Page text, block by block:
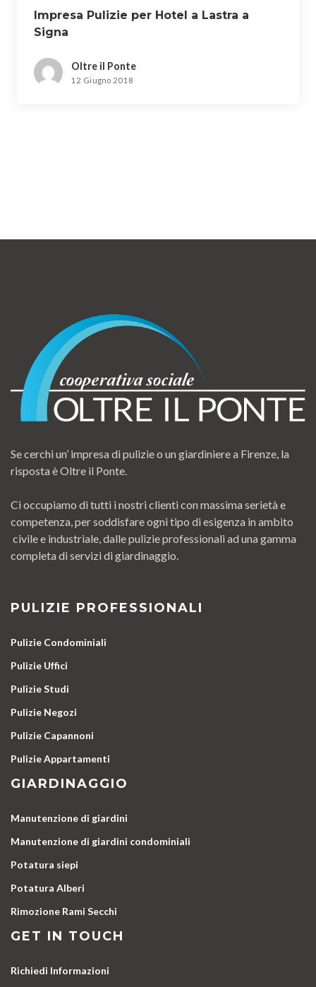
Impresa Pulizie per Hotel a Lastra a
Signa
Oltre il Ponte
12 Giugno 2018
Se cerchi un’ impresa di pulizie o un giardiniere a Firenze, la
risposta è Oltre il Ponte.
Ci occupiamo di tutti i nostri clienti con massima serietà e
competenza, per soddisfare ogni tipo di esigenza in ambito
civile e industriale, dalle pulizie professionali ad una gamma
completa di servizi di giardinaggio.
PULIZIE PROFESSIONALI
Pulizie Condominiali
Pulizie Uffici
Pulizie Studi
Pulizie Negozi
Pulizie Capannoni
Pulizie Appartamenti
GIARDINAGGIO
Manutenzione di giardini
Manutenzione di giardini condominiali
Potatura siepi
Potatura Alberi
Rimozione Rami Secchi
GET IN TOUCH
Richiedi Informazioni